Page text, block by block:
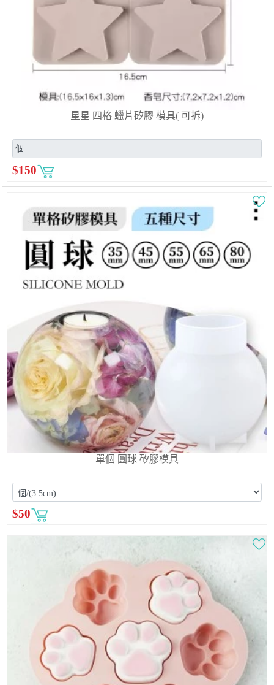
星星 四格 蠟片矽膠 模具( 可拆)
$150
單個 圓球 矽膠模具
$50